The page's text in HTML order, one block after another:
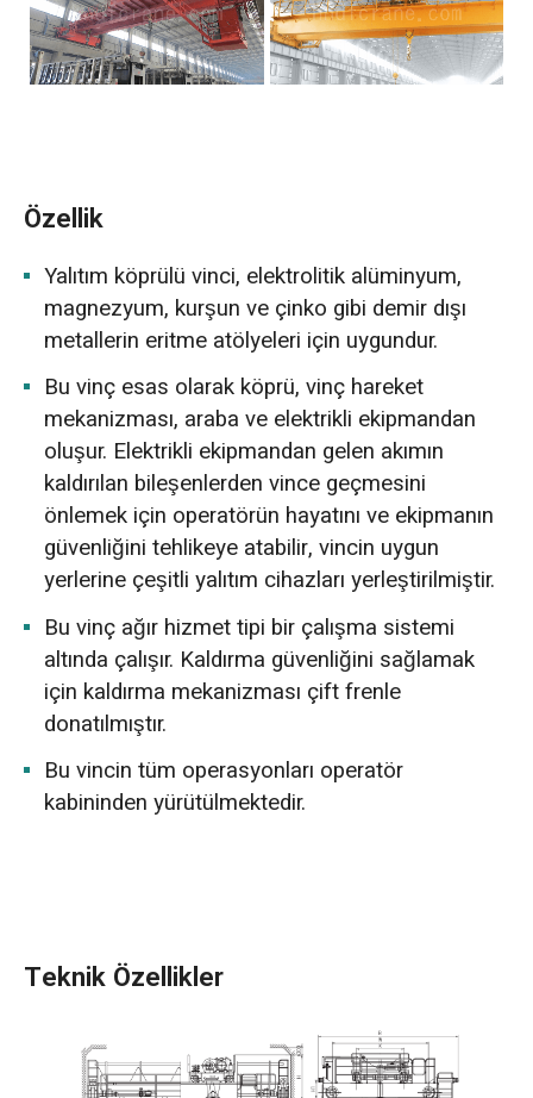
Özellik
Yalıtım köprülü vinci, elektrolitik alüminyum,
magnezyum, kurşun ve çinko gibi demir dışı
metallerin eritme atölyeleri için uygundur.
Bu vinç esas olarak köprü, vinç hareket
mekanizması, araba ve elektrikli ekipmandan
oluşur. Elektrikli ekipmandan gelen akımın
kaldırılan bileşenlerden vince geçmesini
önlemek için operatörün hayatını ve ekipmanın
güvenliğini tehlikeye atabilir, vincin uygun
yerlerine çeşitli yalıtım cihazları yerleştirilmiştir.
Bu vinç ağır hizmet tipi bir çalışma sistemi
altında çalışır. Kaldırma güvenliğini sağlamak
için kaldırma mekanizması çift frenle
donatılmıştır.
Bu vincin tüm operasyonları operatör
kabininden yürütülmektedir.
Teknik Özellikler